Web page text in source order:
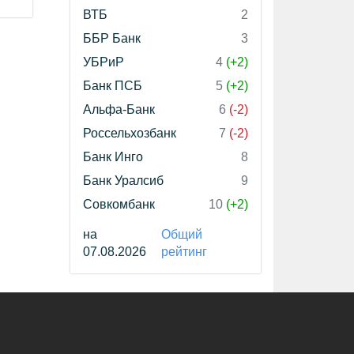
ВТБ
2
ББР Банк
3
УБРиР
4 (+2)
Банк ПСБ
5 (+2)
Альфа-Банк
6 (-2)
Россельхозбанк
7 (-2)
Банк Инго
8
Банк Уралсиб
9
Совкомбанк
10 (+2)
на
07.08.2026
Общий
рейтинг